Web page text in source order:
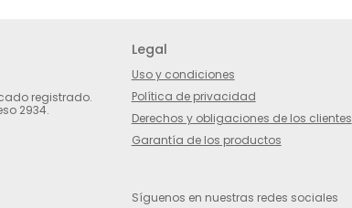
registrado.
2934.
Legal
Uso y condiciones
Política de privacidad
Derechos y obligaciones de los clientes
Garantía de los productos
Síguenos en nuestras redes sociales